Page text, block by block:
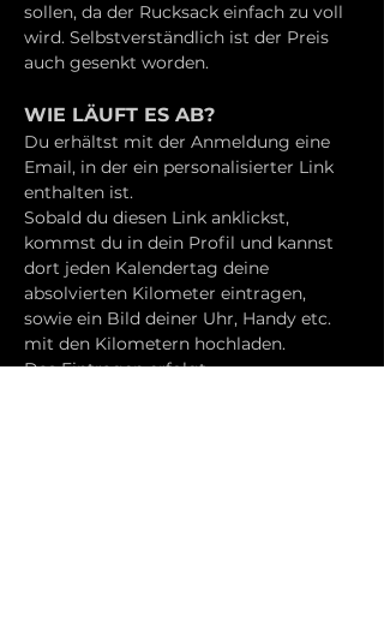
sollen, da der Rucksack einfach zu voll
wird. Selbstverständlich ist der Preis
auch gesenkt worden.
WIE LÄUFT ES AB?
Du erhältst mit der Anmeldung eine
Email, in der ein personalisierter Link
enthalten ist.
Sobald du diesen Link anklickst,
kommst du in dein Profil und kannst
dort jeden Kalendertag deine
absolvierten Kilometer eintragen,
sowie ein Bild deiner Uhr, Handy etc.
mit den Kilometern hochladen.
Das Eintragen erfolgt